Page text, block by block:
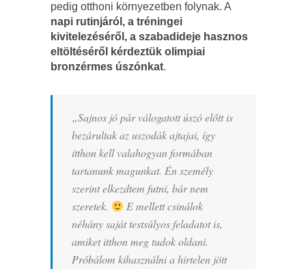
pedig otthoni környezetben folynak. A
napi rutinjáról, a tréningei
kivitelezéséről, a szabadideje hasznos
eltöltéséről kérdeztük olimpiai
bronzérmes úszónkat.
„Sajnos jó pár válogatott úszó előtt is
bezárultak az uszodák ajtajai, így
itthon kell valahogyan formában
tartanunk magunkat. Én személy
szerint elkezdtem futni, bár nem
szeretek.
E mellett csinálok
néhány saját testsúlyos feladatot is,
amiket itthon meg tudok oldani.
Próbálom kihasználni a hirtelen jött